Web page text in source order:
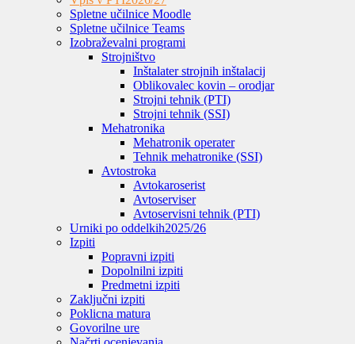
Spletne učilnice Moodle
Spletne učilnice Teams
Izobraževalni programi
Strojništvo
Inštalater strojnih inštalacij
Oblikovalec kovin – orodjar
Strojni tehnik (PTI)
Strojni tehnik (SSI)
Mehatronika
Mehatronik operater
Tehnik mehatronike (SSI)
Avtostroka
Avtokaroserist
Avtoserviser
Avtoservisni tehnik (PTI)
Urniki po oddelkih2025/26
Izpiti
Popravni izpiti
Dopolnilni izpiti
Predmetni izpiti
Zaključni izpiti
Poklicna matura
Govorilne ure